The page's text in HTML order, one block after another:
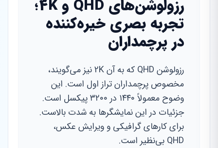
رزولوشن‌های QHD و 4K؛
تجربه بصری خیره‌کننده
در پرچمداران
رزولوشن QHD که به آن 2K نیز می‌گویند،
مخصوص پرچمداران تراز اول است. این
وضوح معمولاً ۱۴۴۰ در ۳۲۰۰ پیکسل است.
جزئیات در این نمایشگرها به شدت بالاست.
برای کارهای گرافیکی و ویرایش عکس،
QHD بی‌نظیر است.